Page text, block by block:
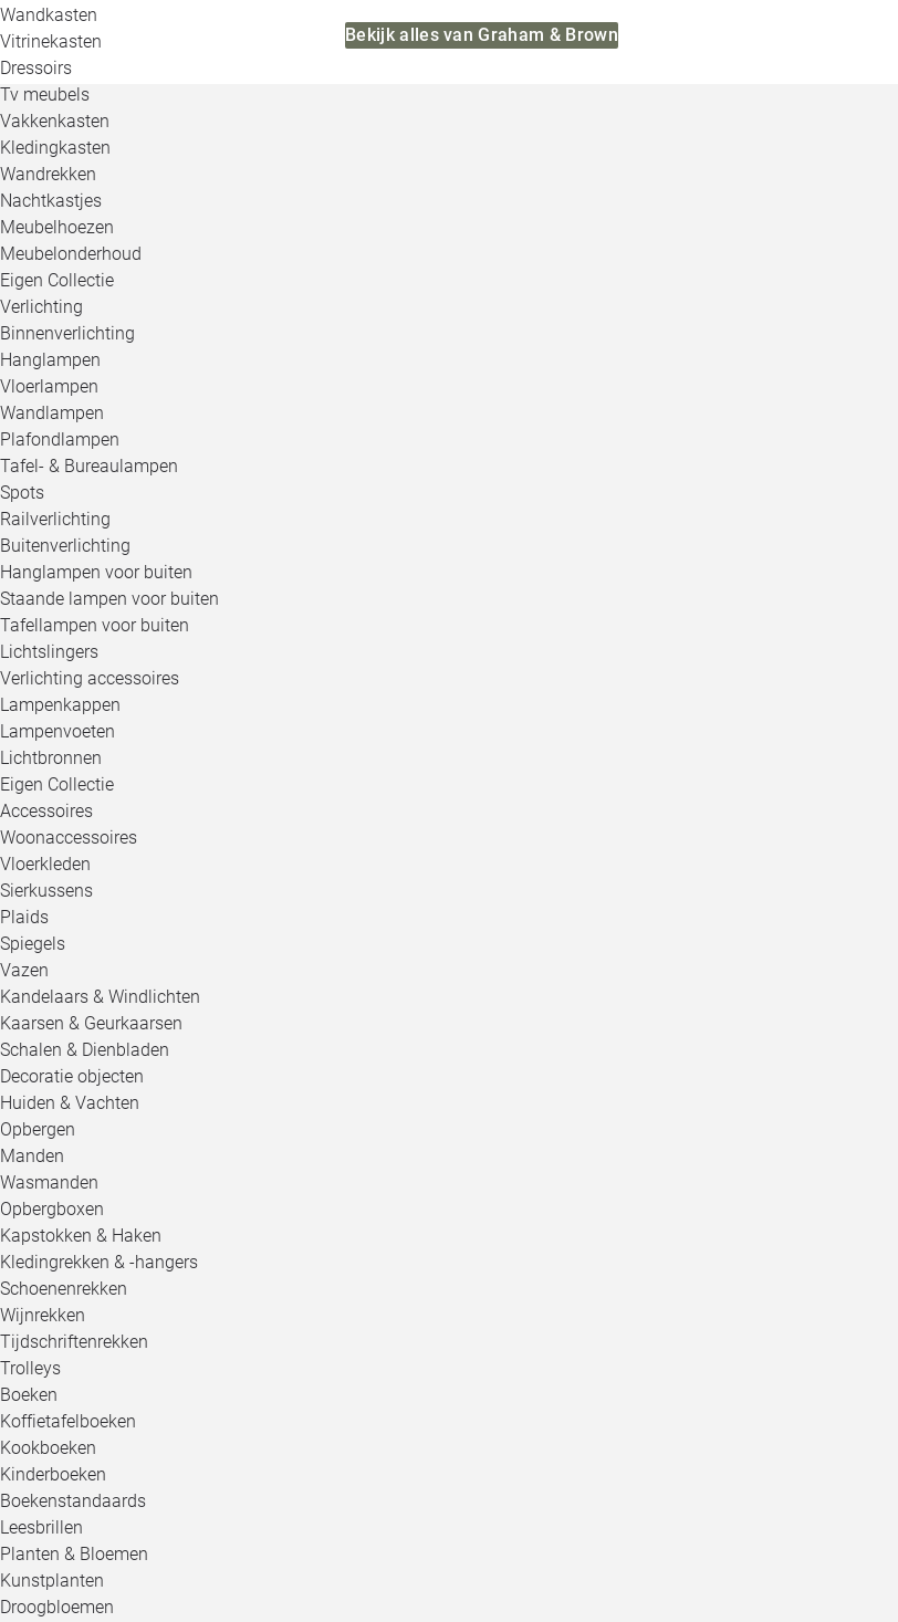
Wandkasten
Vitrinekasten
Dressoirs
Tv meubels
Vakkenkasten
Kledingkasten
Wandrekken
Nachtkastjes
Meubelhoezen
Meubelonderhoud
Eigen Collectie
Verlichting
Binnenverlichting
Hanglampen
Vloerlampen
Wandlampen
Plafondlampen
Tafel- & Bureaulampen
Spots
Railverlichting
Buitenverlichting
Hanglampen voor buiten
Staande lampen voor buiten
Tafellampen voor buiten
Lichtslingers
Verlichting accessoires
Lampenkappen
Lampenvoeten
Lichtbronnen
Eigen Collectie
Accessoires
Woonaccessoires
Vloerkleden
Sierkussens
Plaids
Spiegels
Vazen
Kandelaars & Windlichten
Kaarsen & Geurkaarsen
Schalen & Dienbladen
Decoratie objecten
Huiden & Vachten
Opbergen
Manden
Wasmanden
Opbergboxen
Kapstokken & Haken
Kledingrekken & -hangers
Schoenenrekken
Wijnrekken
Tijdschriftenrekken
Trolleys
Boeken
Koffietafelboeken
Kookboeken
Kinderboeken
Boekenstandaards
Leesbrillen
Planten & Bloemen
Kunstplanten
Droogbloemen
Bekijk alles van Graham & Brown